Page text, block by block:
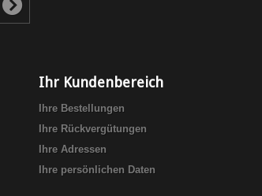
Ihr Kundenbereich
Ihre Bestellungen
Ihre Rückvergütungen
Ihre Adressen
Ihre persönlichen Daten